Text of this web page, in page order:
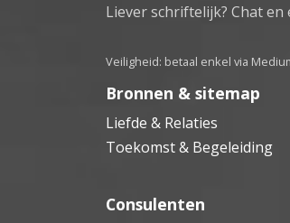
Liever schriftelijk? Chat
Veiligheid: betaal enkel via
Bronnen & sitemap
Liefde & Relaties
Toekomst & Begeleiding
Consulenten